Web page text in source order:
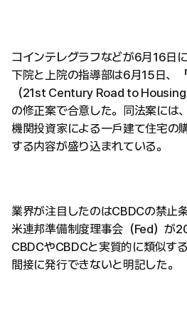
コインテレグラフなどが6月16日に
下院と上院の指導部は6月15日、
（21st Century Road to Housing
の修正案で合意した。同法案には、
機関投資家による一戸建て住宅の
する内容が盛り込まれている。
業界が注目したのはCBDCの禁止
米連邦準備制度理事会（Fed）が
CBDCやCBDCと実質的に類似す
間接に発行できないと明記した。